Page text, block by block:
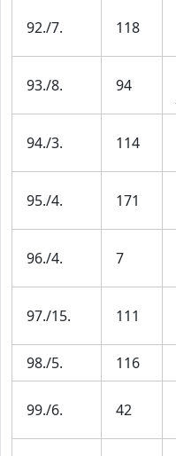
92./7. 118
93./8. 94
94./3. 114
95./4. 171
96./4. 7
97./15. 111
98./5. 116
99./6. 42